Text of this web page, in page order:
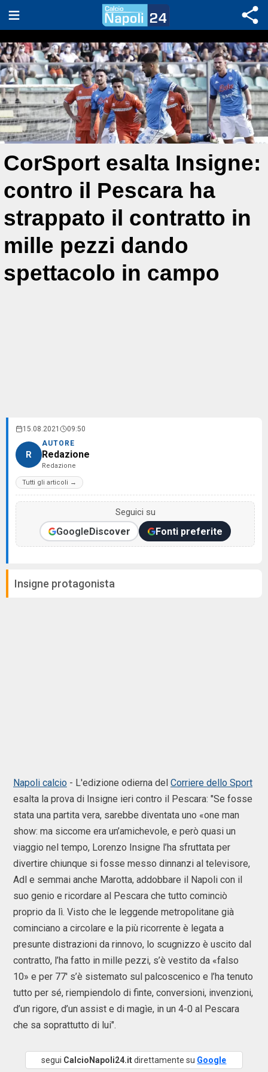
CorSport esalta Insigne:
contro il Pescara ha
strappato il contratto in
mille pezzi dando
spettacolo in campo
15.08.2021 09:50
R
AUTORE
Redazione
Redazione
Tutti gli articoli →
Seguici su
GoogleDiscover Fonti preferite
Insigne protagonista
Napoli calcio - L'edizione odierna del Corriere dello Sport
esalta la prova di Insigne ieri contro il Pescara: "Se fosse
stata una partita vera, sarebbe diventata uno «one man
show: ma siccome era un’amichevole, e però quasi un
viaggio nel tempo, Lorenzo Insigne l’ha sfruttata per
divertire chiunque si fosse messo dinnanzi al televisore,
Adl e semmai anche Marotta, addobbare il Napoli con il
suo genio e ricordare al Pescara che tutto cominciò
proprio da lì. Visto che le leggende metropolitane già
cominciano a circolare e la più ricorrente è legata a
presunte distrazioni da rinnovo, lo scugnizzo è uscito dal
contratto, l’ha fatto in mille pezzi, s’è vestito da «falso
10» e per 77' s’è sistemato sul palcoscenico e l’ha tenuto
tutto per sé, riempiendolo di finte, conversioni, invenzioni,
d’un rigore, d’un assist e di magìe, in un 4-0 al Pescara
che sa soprattutto di lui".
segui CalcioNapoli24.itdirettamente su Google